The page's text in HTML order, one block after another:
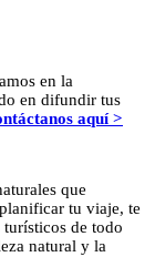
en la
en difundir tus
aquí >
que
tu viaje, te
de todo
natural y la